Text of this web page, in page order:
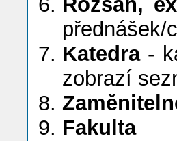
přednášek/
Katedra-
zobrazí
Fakulta